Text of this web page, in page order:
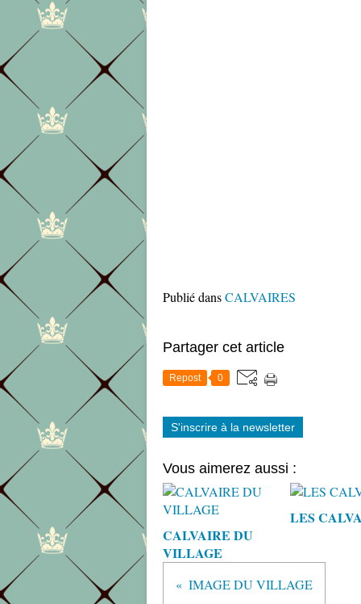
Publié dansCALVAIRES
Partager cet article
Repost 0
S'inscrire à la newsletter
Vous aimerez aussi :
CALVAIRE DU
VILLAGE
LES
IMAGE DU VILLAGE